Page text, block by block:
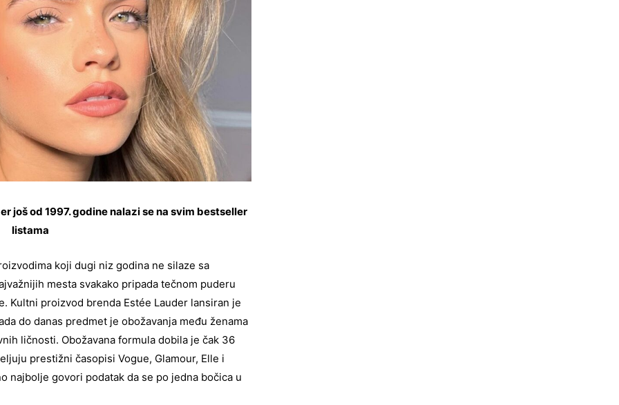
još od 1997. godine nalazi se na svim bestseller
listama
koji dugi niz godina ne silaze sa
mesta svakako pripada tečnom puderu
Kultni proizvod brenda Estée Lauder lansiran je
do danas predmet je obožavanja među ženama
ličnosti. Obožavana formula dobila je čak 36
prestižni časopisi Vogue, Glamour, Elle i
najbolje govori podatak da se po jedna bočica u